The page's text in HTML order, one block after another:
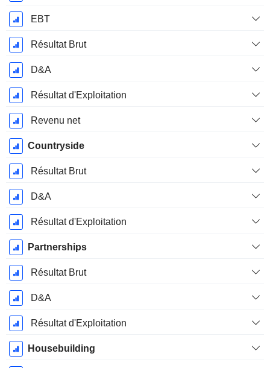
EBT
Résultat Brut
D&A
Résultat d'Exploitation
Revenu net
Countryside
Résultat Brut
D&A
Résultat d'Exploitation
Partnerships
Résultat Brut
D&A
Résultat d'Exploitation
Housebuilding